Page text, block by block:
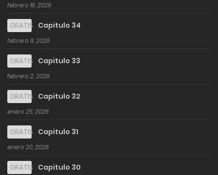
febrero 16, 2026
GRATIS Capitulo 34
febrero 8, 2026
GRATIS Capitulo 33
febrero 2, 2026
GRATIS Capitulo 32
enero 25, 2026
GRATIS Capitulo 31
enero 20, 2026
GRATIS Capitulo 30